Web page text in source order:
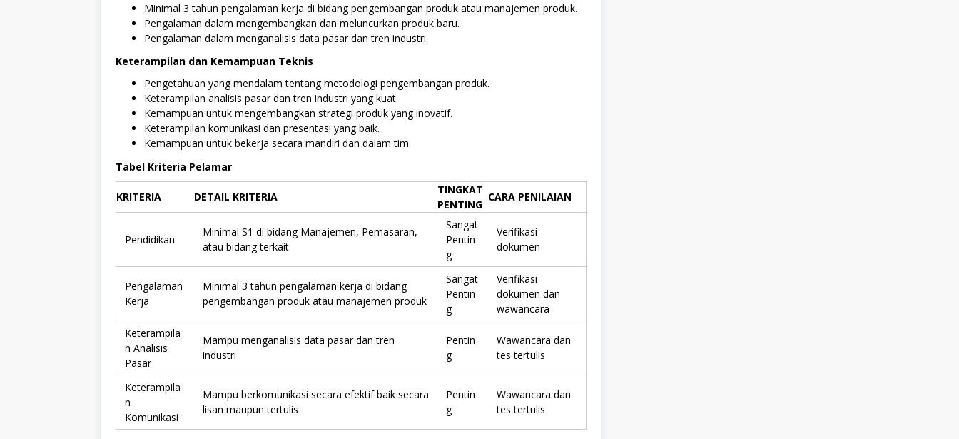
Minimal 3 tahun pengalaman kerja di bidang pengembangan produk atau manajemen produk.
Pengalaman dalam mengembangkan dan meluncurkan produk baru.
Pengalaman dalam menganalisis data pasar dan tren industri.
Keterampilan dan Kemampuan Teknis
Pengetahuan yang mendalam tentang metodologi pengembangan produk.
Keterampilan analisis pasar dan tren industri yang kuat.
Kemampuan untuk mengembangkan strategi produk yang inovatif.
Keterampilan komunikasi dan presentasi yang baik.
Kemampuan untuk bekerja secara mandiri dan dalam tim.
Tabel Kriteria Pelamar
KRITERIA DETAIL KRITERIA
TINGKAT
PENTING
CARA PENILAIAN
Pendidikan
Minimal S1 di bidang Manajemen, Pemasaran,
atau bidang terkait
Sangat
Pentin
g
Verifikasi
dokumen
Pengalaman
Kerja
Minimal 3 tahun pengalaman kerja di bidang
pengembangan produk atau manajemen produk
Sangat
Pentin
g
Verifikasi
dokumen dan
wawancara
Keterampila
n Analisis
Pasar
Mampu menganalisis data pasar dan tren
industri
Pentin
g
Wawancara dan
tes tertulis
Keterampila
n
Komunikasi
Mampu berkomunikasi secara efektif baik secara
lisan maupun tertulis
Pentin
g
Wawancara dan
tes tertulis